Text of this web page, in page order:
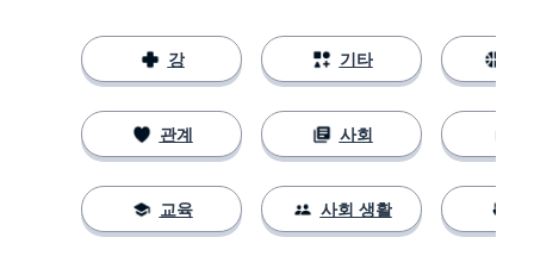
강
관계
교육
기타
사회
사회 생활